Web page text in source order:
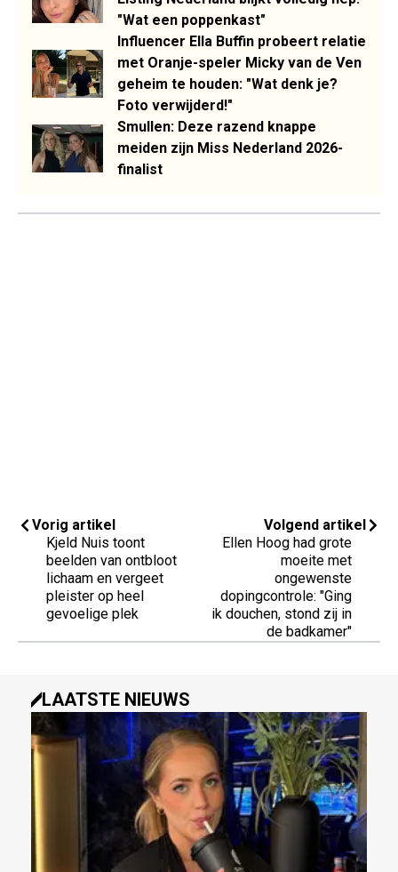
"Wat een poppenkast"
Influencer Ella Buffin probeert relatie
met Oranje-speler Micky van de Ven
geheim te houden: "Wat denk je?
Foto verwijderd!"
Smullen: Deze razend knappe
meiden zijn Miss Nederland 2026-
finalist
Vorig artikel
Kjeld Nuis toont
beelden van ontbloot
lichaam en vergeet
pleister op heel
gevoelige plek
Volgend artikel
Ellen Hoog had grote
moeite met
ongewenste
dopingcontrole: "Ging
ik douchen, stond zij in
de badkamer"
LAATSTE NIEUWS